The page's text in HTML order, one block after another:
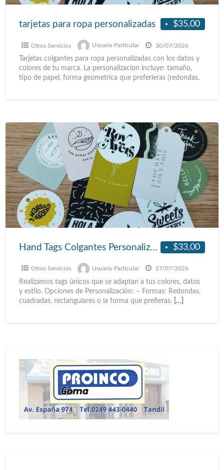
$35,00
tarjetas para ropa personalizadas
Otros Servicios Usuario Particular 30/07/2026
Tarjetas colgantes para ropa personalizadas con los datos y
colores de tu marca. La personalizacion incluye: tamaño,
tipo de papel, forma geometrica que preferieras (redondas,
$33,00
Hand Tags Colgantes Personalizados
Otros Servicios Usuario Particular 27/07/2026
Realizamos tags únicos que se adaptan a tus colores, datos
y estilo. Opciones de Personalización: – Formas: Redondas,
cuadradas, rectangulares o la forma que prefieras. […]